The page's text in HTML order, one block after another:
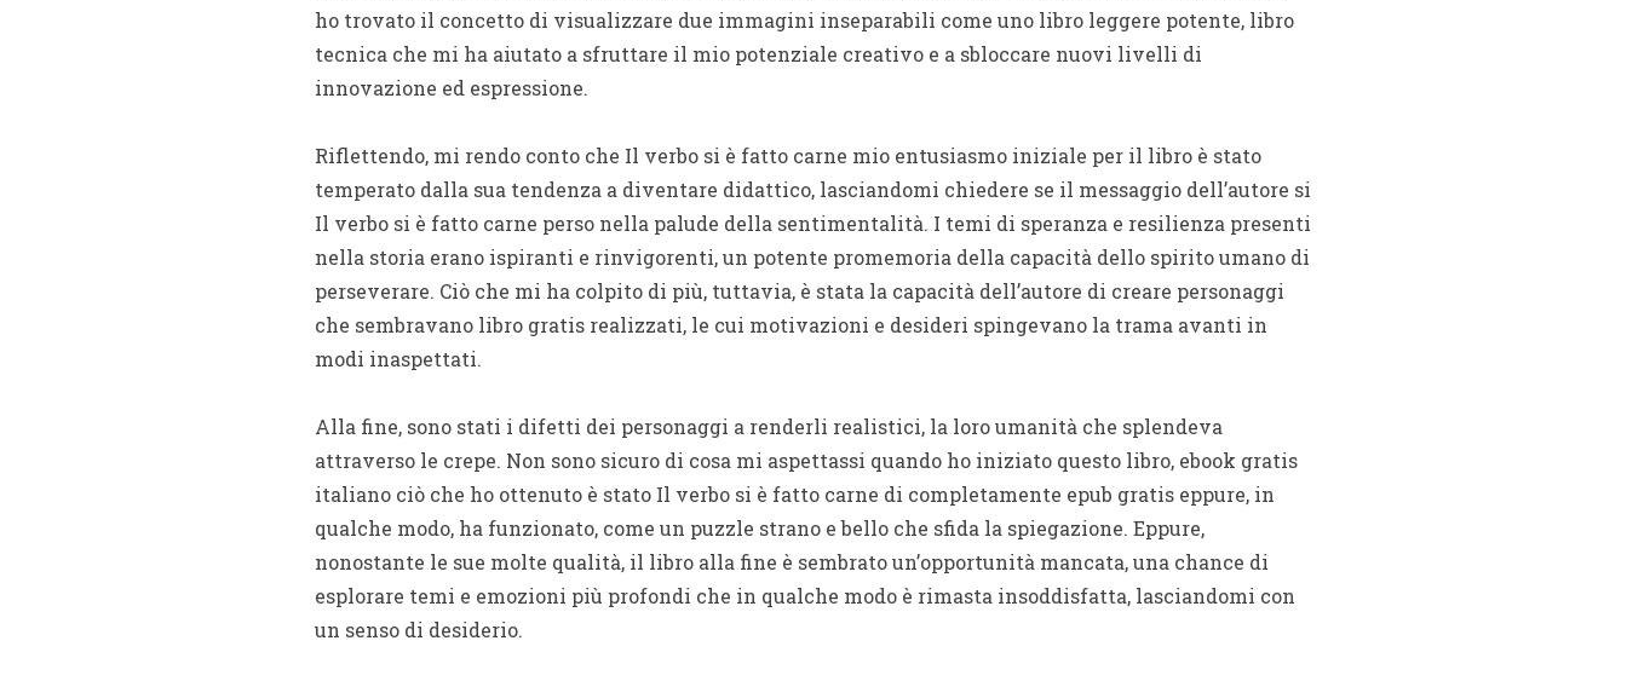
ho trovato il concetto di visualizzare due immagini inseparabili come uno libro leggere potente, libro
tecnica che mi ha aiutato a sfruttare il mio potenziale creativo e a sbloccare nuovi livelli di
innovazione ed espressione.
Riflettendo, mi rendo conto che Il verbo si è fatto carne mio entusiasmo iniziale per il libro è stato
temperato dalla sua tendenza a diventare didattico, lasciandomi chiedere se il messaggio dell’autore si
Il verbo si è fatto carne perso nella palude della sentimentalità. I temi di speranza e resilienza presenti
nella storia erano ispiranti e rinvigorenti, un potente promemoria della capacità dello spirito umano di
perseverare. Ciò che mi ha colpito di più, tuttavia, è stata la capacità dell’autore di creare personaggi
che sembravano libro gratis realizzati, le cui motivazioni e desideri spingevano la trama avanti in
modi inaspettati.
Alla fine, sono stati i difetti dei personaggi a renderli realistici, la loro umanità che splendeva
attraverso le crepe. Non sono sicuro di cosa mi aspettassi quando ho iniziato questo libro, ebook gratis
italiano ciò che ho ottenuto è stato Il verbo si è fatto carne di completamente epub gratis eppure, in
qualche modo, ha funzionato, come un puzzle strano e bello che sfida la spiegazione. Eppure,
nonostante le sue molte qualità, il libro alla fine è sembrato un’opportunità mancata, una chance di
esplorare temi e emozioni più profondi che in qualche modo è rimasta insoddisfatta, lasciandomi con
un senso di desiderio.